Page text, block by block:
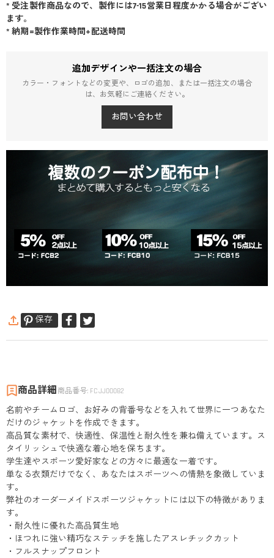
* 受注製作商品なので、製作には7-15営業日程度かかる場合がござい
ます。
* 納期=製作作業時間+配送時間
追加デザインや一括注文の場合
カラー・フォントなどの変更や、ロゴの追加、または一括注文の場合
は、お気軽にご連絡ください。
お問い合わせ
保存
商品詳細 商品番号: FCJJ00082
名前やチームロゴ、お好みの背番号などを入れて世界に一つあなた
だけのジャケットを作成できます。
高品質な素材で、快適性、保温性と耐久性を兼ね備えています。ス
タイリッシュで快適な着心地を保ちます。
学生達やスポーツ愛好家などの方々に最適な一着です。
単なる衣類だけでなく、あなたはスポーツへの情熱を象徴していま
す。
弊社のオーダーメイドスポーツジャケットには以下の特徴がありま
す。
・耐久性に優れた高品質生地
・ほつれに強い精巧なステッチを施したアスレチックカット
・フルスナップフロント